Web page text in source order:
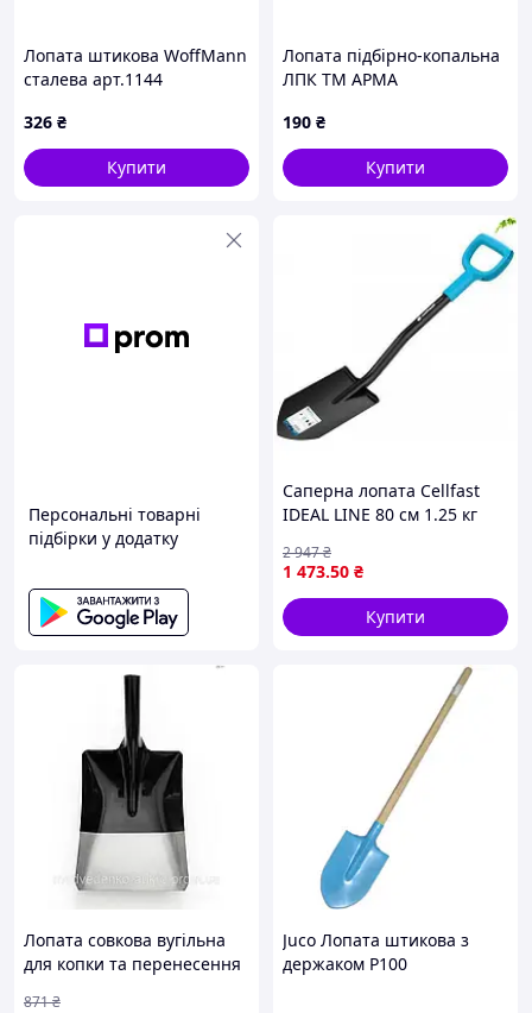
Лопата штикова WoffMann
сталева арт.1144
326 ₴
Купити
Лопата підбірно-копальна
ЛПК ТМ АРМА
190 ₴
Купити
Персональні товарні
підбірки у додатку
Саперна лопата Cellfast
IDEAL LINE 80 см 1.25 кг
садових робіт із Польщі
1 473.50 ₴
2 947₴
Купити
Лопата совкова вугільна
для копки та перенесення
871₴
Juco Лопата штикова з
держаком P100